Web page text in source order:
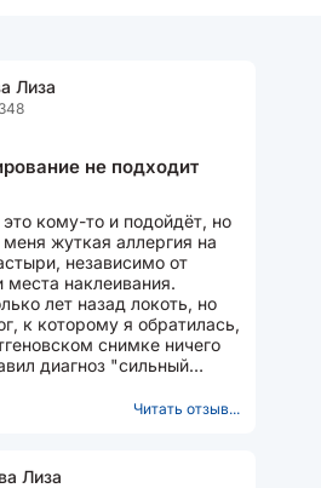
Лиза
не подходит
кому-то и подойдёт, но
жуткая аллергия на
независимо от
места наклеивания.
лет назад локоть, но
к которому я обратилась,
снимке ничего
диагноз "сильный
Читать отзыв...
Лиза